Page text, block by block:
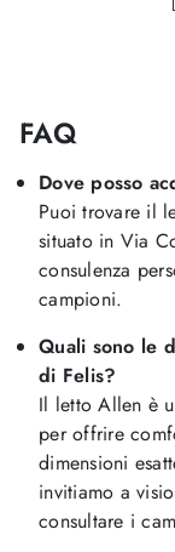
FAQ
Dove posso
Puoi trovare il
situato in Via
consulenza
campioni.
Quali sono le
di Felis?
Il letto Allen è
per offrire
dimensioni
invitiamo a
consultare i